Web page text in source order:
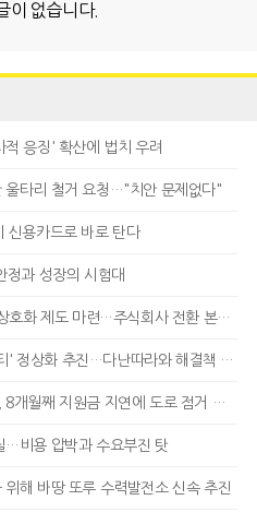
이 없습니다.
응징' 확산에 법치 우려
울타리 철거 요청…"치안 문제없다"
신용카드로 바로 탄다
정과 성장의 시험대
화 제도 마련…주식회사 전환 본격화
상화 추진…다난따라와 해결책 모색
월째 지원금 지연에 도로 점거 시위
…비용 압박과 수요부진 탓
해 바땅 또루 수력발전소 신속 추진